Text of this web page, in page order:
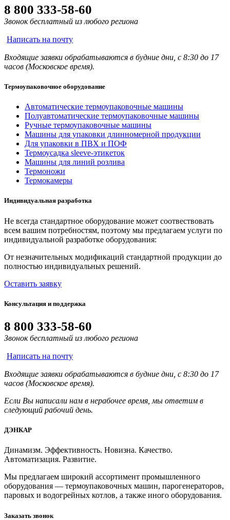
8 800 333-58-60
Звонок бесплатный из любого региона
Написать на почту
Входящие заявки обрабатываются в будние дни, с 8:30 до 17
часов (Московское время).
Термоупаковочное оборудование
Автоматические термоупаковочные машины
Полуавтоматические термоупаковочные машины
Ручные термоупаковочные машины
Машины для упаковки длинномерной продукции
Для упаковки в ПВХ и ПОФ
Термоусадка sleeve-этикеток
Машины для линий розлива
Термоножи
Термокамеры
Индивидуальная разработка
Не всегда стандартное оборудование может соотвествовать
всем вашим потребностям, поэтому мы предлагаем услуги по
индивидуальной разработке оборудования:
От незначительных модификаций стандартной продукции до
полностью индивидуальных решений.
Оставить заявку
Консультация и поддержка
8 800 333-58-60
Звонок бесплатный из любого региона
Написать на почту
Входящие заявки обрабатываются в будние дни, с 8:30 до 17
часов (Московское время).
Если Вы написали нам в нерабочее время, мы ответим в
следующий рабочий день.
ДЭНКАР
Динамизм. Эффективность. Новизна. Качество.
Автоматизация. Развитие.
Мы предлагаем широкий ассортимент промышленного
оборудования — термоупаковочных машин, парогенераторов,
паровых и водогрейных котлов, а также иного оборудования.
Заказать звонок